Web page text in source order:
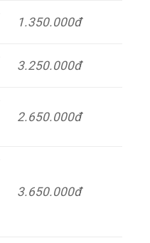
1.350.000đ
3.250.000đ
2.650.000đ
3.650.000đ